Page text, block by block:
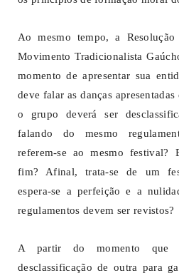
Ao mesmo tempo, a
Movimento Tradicionalista
momento de apresentar sua
deve falar as danças
o grupo deverá ser
falando do mesmo
referem-se ao mesmo festival?
fim? Afinal, trata-se de um
espera-se a perfeição e a
regulamentos devem ser revistos?
A partir do momento que
desclassificação de outra para